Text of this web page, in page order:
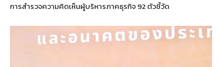
การสำรวจความคิดเห็นผู้บริหารภาคธุรกิจ 92 ตัวชี้วัด